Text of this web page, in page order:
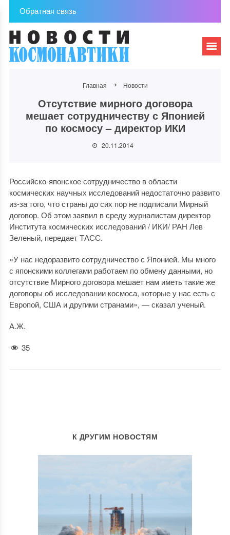
Обратная связь
Главная Новости
Отсутствие мирного договора
мешает сотрудничеству с Японией
по космосу – директор ИКИ
20.11.2014
Российско-японское сотрудничество в области
космических научных исследований недостаточно развито
из-за того, что страны до сих пор не подписали Мирный
договор. Об этом заявил в среду журналистам директор
Института космических исследований / ИКИ/ РАН Лев
Зеленый, передает ТАСС.
«У нас недоразвито сотрудничество с Японией. Мы много
с японскими коллегами работаем по обмену данными, но
отсутствие Мирного договора мешает нам иметь такие же
договоры об исследовании космоса, которые у нас есть с
Европой, США и другими странами», — сказал ученый.
А.Ж.
35
К ДРУГИМ НОВОСТЯМ